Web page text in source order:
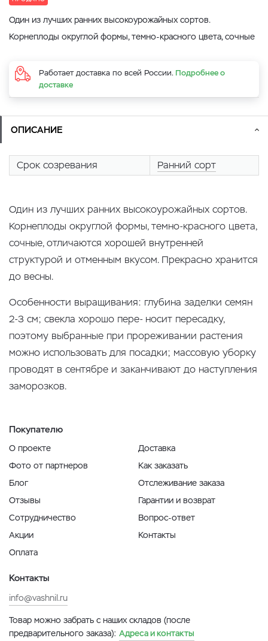
Один из лучших ранних высокоурожайных сортов.
Корнеплоды округлой формы, темно-красного цвета, сочные
Работает доставка по всей России. Подробнее о
доставке
ОПИСАНИЕ
Срок созревания Ранний сорт
Один из лучших ранних высокоурожайных сортов.
Корнеплоды округлой формы, темно-красного цвета,
сочные, отличаются хорошей внутренней
структурой и отменным вкусом. Прекрасно хранится
до весны.
Особенности выращивания: глубина заделки семян
2-3 см; свекла хорошо пере- носит пересадку,
поэтому выбранные при прореживании растения
можно использовать для посадки; массовую уборку
проводят в сентябре и заканчивают до наступления
заморозков.
Покупателю
О проекте
Фото от партнеров
Блог
Отзывы
Сотрудничество
Акции
Оплата
Доставка
Как заказать
Отслеживание заказа
Гарантии и возврат
Вопрос-ответ
Контакты
Контакты
info@vashnil.ru
Товар можно забрать с наших складов (после
предварительного заказа): Адреса и контакты